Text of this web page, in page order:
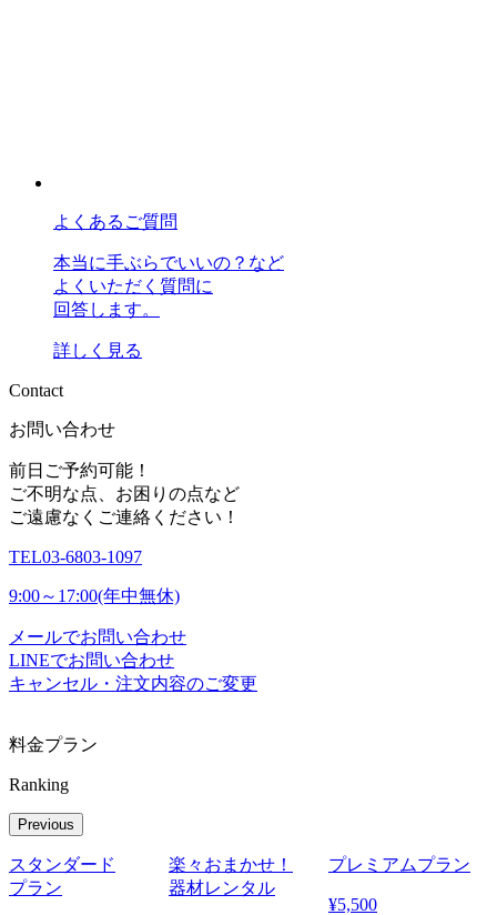
よくあるご質問
本当に手ぶらでいいの？など
よくいただく質問に
回答します。
詳しく見る
Contact
お問い合わせ
前日ご予約可能！
ご不明な点、お困りの点など
ご遠慮なくご連絡ください！
TEL03-6803-1097
9:00～17:00(年中無休)
メールでお問い合わせ
LINEでお問い合わせ
キャンセル・注文内容のご変更
料金プラン
Ranking
Previous
スタンダード
プラン
楽々おまかせ！
器材レンタル
プレミアムプラン
¥5,500